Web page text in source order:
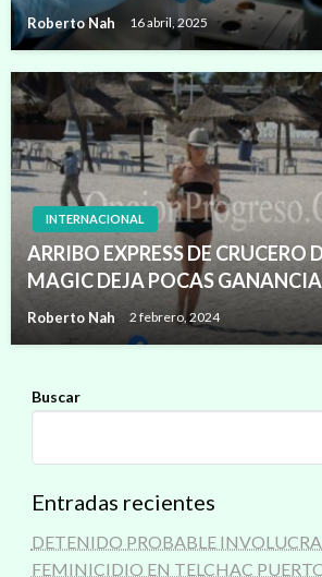
Roberto Nah 16 abril, 2025
INTERNACIONAL
ARRIBO EXPRESS DE CRUCERO
MAGIC DEJA POCAS
Roberto Nah 2 febrero, 2024
Buscar
Entradas recientes
DETENIDO PROBABLE
FEMINICIDIO EN TELCHAC